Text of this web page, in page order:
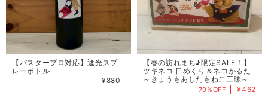
【バスタープロ対応】遮光スプ
レーボトル
¥880
【春の訪れまち♪限定SALE！】
ツキネコ 日めくり＆ネコかるた
～きょうもあしたもねこ三昧～
70%OFF ¥462